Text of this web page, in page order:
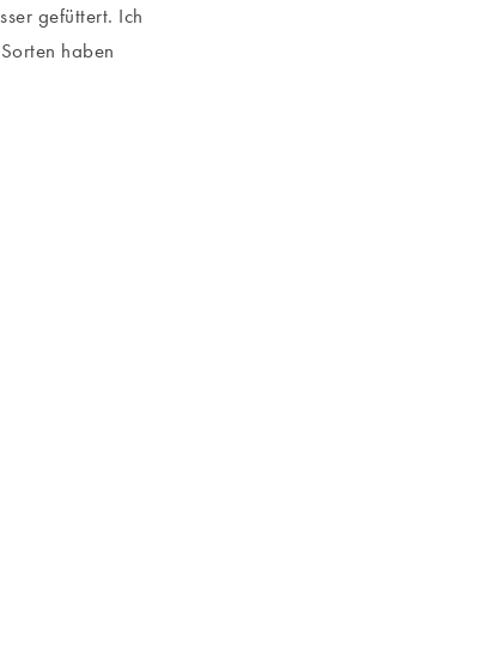
gefüttert. Ich
haben